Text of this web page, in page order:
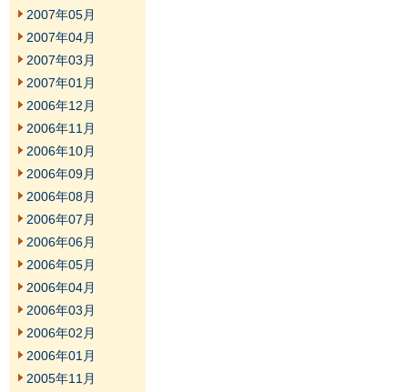
2007年05月
2007年04月
2007年03月
2007年01月
2006年12月
2006年11月
2006年10月
2006年09月
2006年08月
2006年07月
2006年06月
2006年05月
2006年04月
2006年03月
2006年02月
2006年01月
2005年11月